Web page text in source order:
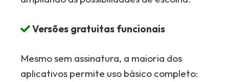
Versões gratuitas funcionais
Mesmo sem assinatura, a maioria dos
aplicativos permite uso básico completo: